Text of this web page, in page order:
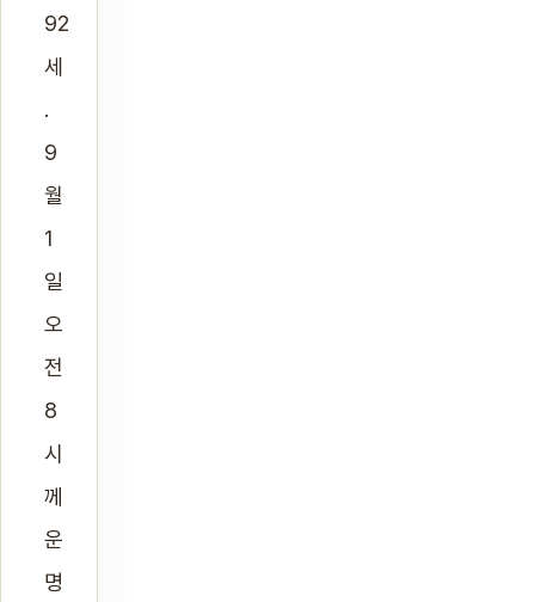
92
세
.
9
월
1
일
오
전
8
시
께
운
명